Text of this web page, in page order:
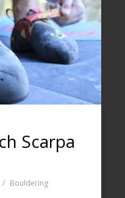
Scarpa
Bouldering